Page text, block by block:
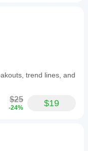
trend lines, and
$25
-24% $19